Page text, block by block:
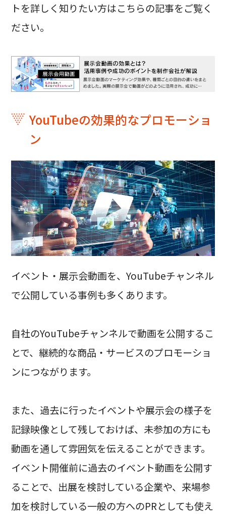
トを詳しく知りたい方はこちらの記事をご覧く
ださい。
YouTubeの効果的なプロモーショ
ン
イベント・展示会動画を、YouTubeチャンネル
で公開している事例も多くあります。
自社のYouTubeチャンネルで動画を公開するこ
とで、継続的な商品・サービスのプロモーショ
ンにつながります。
また、過去に行ったイベントや展示会の様子を
記録映像として残しておけば、未参加の方にも
動画を通して雰囲気を伝えることができます。
イベント開催前に過去のイベント動画を公開す
ることで、出展を検討している企業や、来場参
加を検討している一般の方へのPRとしても使え